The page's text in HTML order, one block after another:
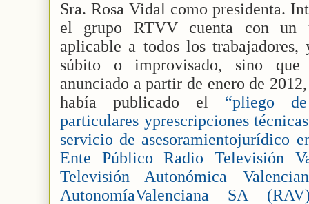
Sra. Rosa Vidal como presidenta.
el grupo RTVV cuenta con un
aplicable a todos los
súbito o improvisado, sino que
anunciado a partir de enero de
había publicado el “pliego de
particulares yprescripciones
servicio de asesoramientojurídico
Ente Público Radio Televisión
Televisión Autonómica
AutonomíaValenciana SA